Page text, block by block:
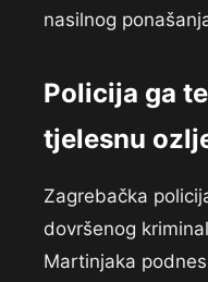
nasilnog
Policija ga
tjelesnu
Zagrebačka
dovršenog
Martinjaka